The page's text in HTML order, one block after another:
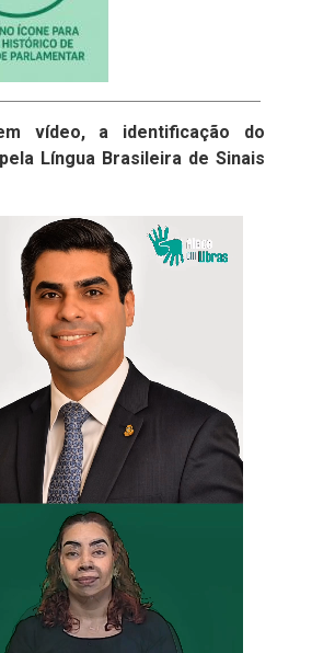
vídeo, a identificação do
Língua Brasileira de Sinais